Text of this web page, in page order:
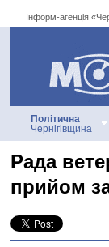
Інформ-агенція
Інформ-
Політична
Чернігівщина
Рада
прийом